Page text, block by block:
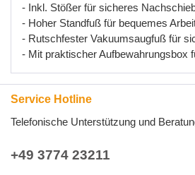
- Inkl. Stößer für sicheres
- Hoher Standfuß für bequemes
- Rutschfester Vakuumsaugfuß für
- Mit praktischerAufbewahrungsbox f
Service Hotline
Telefonische Unterstützung und
+49 3774 23211